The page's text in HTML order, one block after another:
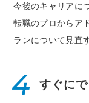
今後のキャリアに
転職のプロからア
ランについて見直
4 すぐに